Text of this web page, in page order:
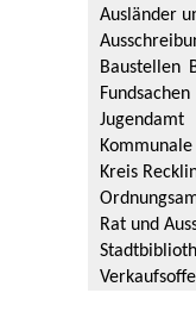
Ausländer
Baustellen
Fundsachen
Jugendamt
Kreis
Rat und